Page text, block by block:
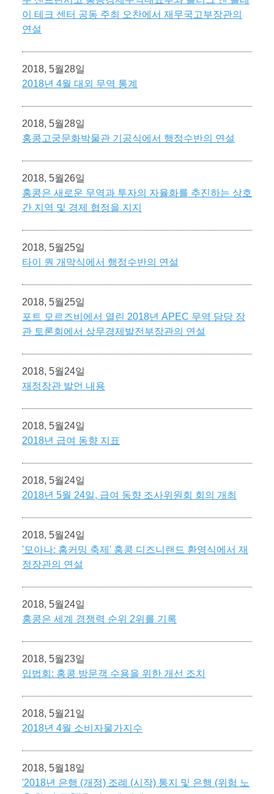
이 테크 센터 공동 주최 오찬에서 재무국고부장관의
연설
2018, 5월28일
2018년 4월 대외 무역 통계
2018, 5월28일
홍콩고궁문화박물관 기공식에서 행정수반의 연설
2018, 5월26일
홍콩은 새로운 무역과 투자의 자율화를 추진하는 상호
간 지역 및 경제 협정을 지지
2018, 5월25일
타이 퀀 개막식에서 행정수반의 연설
2018, 5월25일
포트 모르즈비에서 열린 2018년 APEC 무역 담당 장
관 토론회에서 상무경제발전부장관의 연설
2018, 5월24일
재정장관 발언 내용
2018, 5월24일
2018년 급여 동향 지표
2018, 5월24일
2018년 5월 24일, 급여 동향 조사위원회 회의 개최
2018, 5월24일
'모아나: 홈커밍 축제' 홍콩 디즈니랜드 환영식에서 재
정장관의 연설
2018, 5월24일
홍콩은 세계 경쟁력 순위 2위를 기록
2018, 5월23일
입법회: 홍콩 방문객 수용을 위한 개선 조치
2018, 5월21일
2018년 4월 소비자물가지수
2018, 5월18일
'2018년 은행 (개정) 조례 (시작) 통지 및 은행 (위험 노